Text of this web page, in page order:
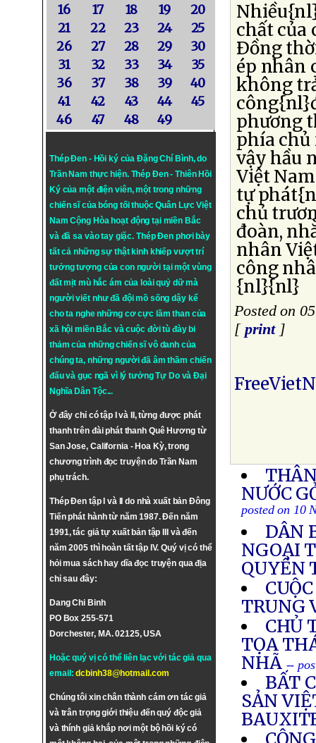
16
17 18 19
20
21
22 23 24
25
26
27 28 29
30
31
32 33 34
35
36
37 38 39
40
41
42 43 44
45
46
47 48 49
Thép Đen - Hồi ký của Đặng Chí Bình, do
Trần Nam thực hiện. Thép Đen- Thiên Hồi
Ký của một điện viên, một trong những
chiến sĩ của bóng tối thuộc Quân Lực Việt
Nam Cộng Hòa hoạt động tại miền Bắc
và đã sa vào tay giặc. Thép Đen phơi bày
tất cả những sự thật kinh khiếp vượt trí
tưởng tượng của con người tại một vùng
đất mịt mù hắc ám của loài quỷ dữ mà
người viết như đã đội mồ sống dậy kể
cho ta nghe những cơ cực lầm than của
xã hội miền Bắc và cuộc đời tù đày bi
thảm của những chiến sĩ vô danh của
chúng ta, những người đã âm thầm chiến
đấu và gục ngã vì lý tưởngTự DovàĐại
Nghĩa Dân Tộc...
Ở đây chỉ có tập I và II, từng được phát
thanh trên đài phát thanh Quê Hương từ
San Jose, California - Hoa Kỳ, trong
chương trình đọc truyện do Trần Nam
phụ trách.
Thép Đen tập I và II do nhà xuất bản Đông
Tiến phát hành từ năm 1987. Đến năm
1991, tác giả tự xuất bản tập III và đến
năm 2005 thì hoàn tất tập IV. Quý vị có thể
hỏi mua sách hay dĩa đọc truyện qua địa
chỉ sau đây:
Dang Chi Binh
PO Box 255-571
Dorchester, MA. 02125, USA
Hoặc quý vị có thể liên lạc với tác giả qua
email:dcbinh38@hotmail.com
Chúng tôi xin chân thành cám ơn tác giả
và trân trọng giới thiệu đến quý độc giả
và thính giả khắp nơi một bộ hồi ký có
chất của
Ðồng
ép nhân
không
phương
phía chủ
vậy hầu
Việt
tự
chủ
đoàn,
nhân
công
{nl}{nl}
Posted on
[ print]
NƯỚC
posted on 10
DÂN
NGOẠI
QUYỀN
TRUNG
CHỦ
TỌA
NHÃ --
BẤT
SẢN